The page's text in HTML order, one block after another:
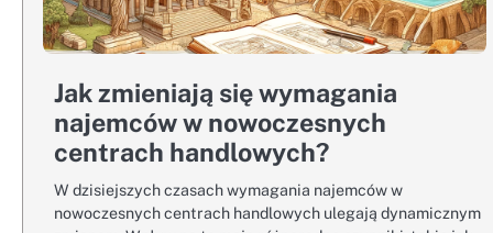
Jak zmieniają się wymagania
najemców w nowoczesnych
centrach handlowych?
W dzisiejszych czasach wymagania najemców w
nowoczesnych centrach handlowych ulegają dynamicznym